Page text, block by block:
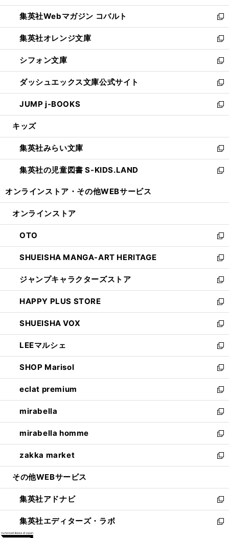
開
く
ウ
で
開
く
ン
ド
ウ
で
開
く
ウ
ィ
ン
ド
ウ
で
開
く
集英社Webマガジン コバルト
新
し
い
ウ
ィ
ン
ド
ウ
で
開
集英社オレンジ文庫
新
し
い
ウ
ィ
ン
ド
ウ
開
く
シフォン文庫
新
し
い
ウ
ィ
ン
ウ
で
開
く
ダッシュエックス文庫公式サイト
新
し
い
ウ
ン
ド
ウ
で
JUMP j-BOOKS
新
し
ウ
ィ
ン
ド
開
キッズ
集英社みらい文庫
新
し
い
ン
ウ
で
開
く
集英社の児童図書 S-KIDS.LAND
新
ウ
ン
ド
ウ
で
開
く
オンラインストア・ その他WEBサービス
オンラインストア
OTO
新
し
い
ウ
ィ
ン
ド
ウ
で
開
く
SHUEISHA MANGA-ART HERITAGE
新
し
い
ウ
ィ
ン
ド
ウ
で
開
く
ジャンプキャラクターズストア
新
し
い
ウ
ィ
ン
ド
ウ
で
開
く
HAPPY PLUS STORE
新
し
い
ウ
ィ
ン
ド
ウ
で
開
く
SHUEISHA VOX
新
し
い
ウ
ィ
ン
ド
ウ
で
開
く
LEEマルシェ
新
し
い
ウ
ィ
ン
ド
ウ
で
開
く
SHOP Marisol
新
し
い
ウ
ィ
ン
ド
ウ
で
開
eclat premium
新
し
い
ウ
ィ
ン
ド
ウ
開
く
mirabella
新
し
い
ウ
ィ
ン
ウ
で
開
く
mirabella homme
新
し
い
ウ
ン
ド
ウ
で
zakka market
新
し
ウ
ィ
ン
ド
その他WEBサービス
集英社アドナビ
新
し
い
集英社エディターズ・ラボ
新